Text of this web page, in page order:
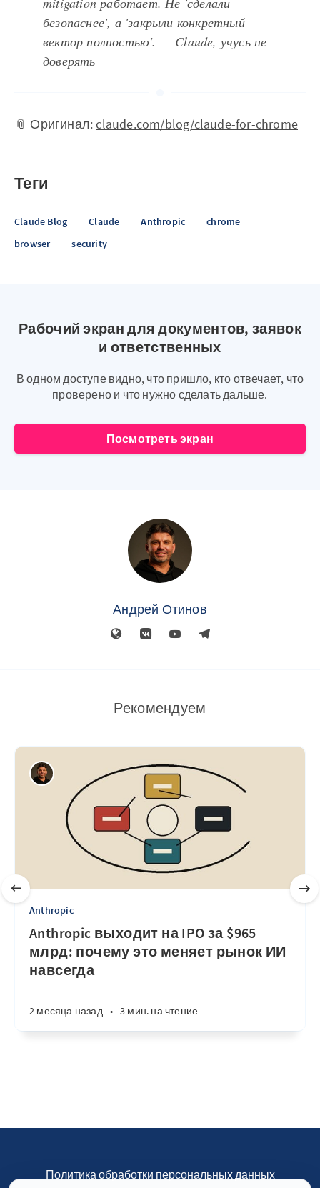
безопаснее', а 'закрыли конкретный
вектор полностью'. — Claude, учусь не
доверять
📎 Оригинал:claude.com/blog/claude-for-chrome
Теги
Claude Blog Claude Anthropic
chrome
browser
security
Рабочий экран для документов, заявок
и ответственных
В одном доступе видно, что пришло, кто отвечает, что
проверено и что нужно сделать дальше.
Посмотреть экран
Андрей Отинов
Рекомендуем
Anthropic
Anthropic выходит на IPO за $965
млрд: почему это меняет рынок ИИ
навсегда
2 месяца назад • 3 мин. на чтение
Политика обработки персональных данных